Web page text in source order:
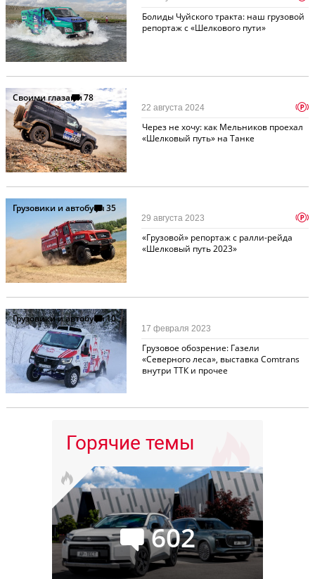
Болиды Чуйского тракта: наш грузовой
репортаж с «Шелкового пути»
Своими глазами78
Через не хочу: как Мельников проехал
«Шелковый путь» на Танке
22 августа 2024 p
Грузовики и автобусы35
«Грузовой» репортаж с ралли-рейда
«Шелковый путь 2023»
29 августа 2023 p
Грузовики и автобусы10
Грузовое обозрение: Газели
«Северного леса», выставка Comtrans
внутри ТТК и прочее
17 февраля 2023
Горячие темы
602